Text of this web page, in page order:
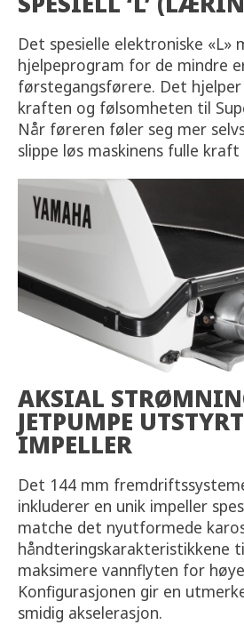
Det spesielle elektroniske «L»
hjelpeprogram for de mindre
førstegangsførere. Det
kraften og følsomheten til
Når føreren føler seg mer
slippe løs maskinens fulle
AKSIAL
JETPUMPE
IMPELLER
Det 144 mm
inkluderer en unik impeller
matche det nyutformede
håndteringskarakteristikkene
maksimere vannflyten for
Konfigurasjonen gir en
smidig akselerasjon.